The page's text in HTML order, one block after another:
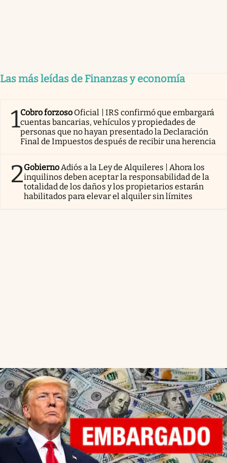
Las más leídas de Finanzas y economía
1Cobro forzoso Oficial | IRS confirmó que embargará
cuentas bancarias, vehículos y propiedades de
personas que no hayan presentado la Declaración
Final de Impuestos después de recibir una herencia
2GobiernoAdiós a la Ley de Alquileres | Ahora los
inquilinos deben aceptar la responsabilidad de la
totalidad de los daños y los propietarios estarán
habilitados para elevar el alquiler sin límites